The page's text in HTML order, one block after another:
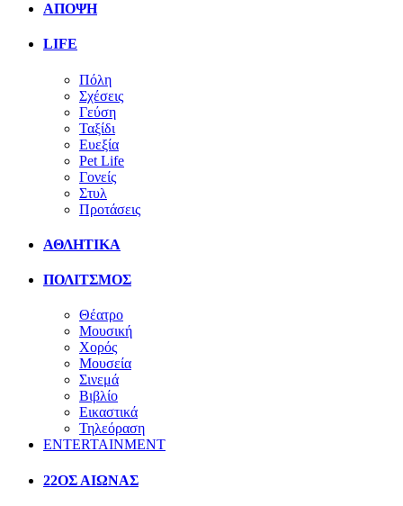
ΑΠΟΨΗ
LIFE
Πόλη
Σχέσεις
Γεύση
Ταξίδι
Ευεξία
Pet Life
Γονείς
Στυλ
Προτάσεις
ΑΘΛΗΤΙΚΑ
ΠΟΛΙΤΣΜΟΣ
Θέατρο
Μουσική
Χορός
Μουσεία
Σινεμά
Βιβλίο
Εικαστικά
Τηλεόραση
ENTERTAINMENT
22ΟΣ ΑΙΩΝΑΣ